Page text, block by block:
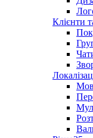
Клієнти